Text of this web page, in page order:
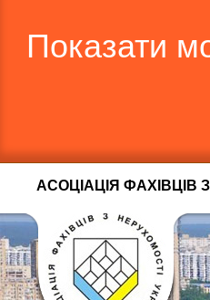
Показати
АСОЦІАЦІЯ ФАХІВЦІВ